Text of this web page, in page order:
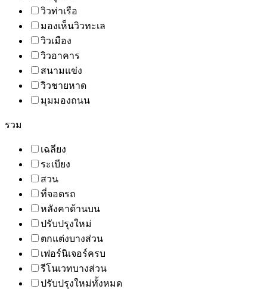
วิวท่าเรือ
มองเห็นวิวทะเล
วิวเมือง
วิวอาคาร
สนามแข่ง
วิวชายหาด
มุมมองถนน
รวม
เฉลียง
ระเบียง
สวน
ที่จอดรถ
หลังคาด้านบน
ปรับปรุงใหม่
ตกแต่งบางส่วน
เฟอร์นิเจอร์ครบ
รีโนเวทบางส่วน
ปรับปรุงใหม่ทั้งหมด